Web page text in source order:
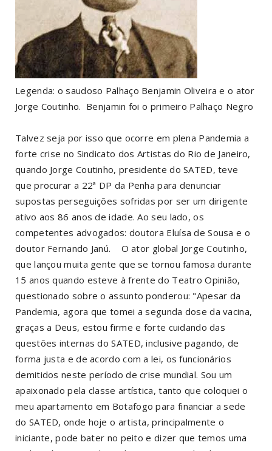
Legenda: o saudoso Palhaço Benjamin Oliveira e o ator
Jorge Coutinho. Benjamin foi o primeiro Palhaço Negro
Talvez seja por isso que ocorre em plena Pandemia a
forte crise no Sindicato dos Artistas do Rio de Janeiro,
quando Jorge Coutinho, presidente do SATED, teve
que procurar a 22ª DP da Penha para denunciar
supostas perseguições sofridas por ser um dirigente
ativo aos 86 anos de idade. Ao seu lado, os
competentes advogados: doutora Eluísa de Sousa e o
doutor Fernando Janú. O ator global Jorge Coutinho,
que lançou muita gente que se tornou famosa durante
15 anos quando esteve à frente do Teatro Opinião,
questionado sobre o assunto ponderou: "Apesar da
Pandemia, agora que tomei a segunda dose da vacina,
graças a Deus, estou firme e forte cuidando das
questões internas do SATED, inclusive pagando, de
forma justa e de acordo com a lei, os funcionários
demitidos neste período de crise mundial. Sou um
apaixonado pela classe artística, tanto que coloquei o
meu apartamento em Botafogo para financiar a sede
do SATED, onde hoje o artista, principalmente o
iniciante, pode bater no peito e dizer que temos uma